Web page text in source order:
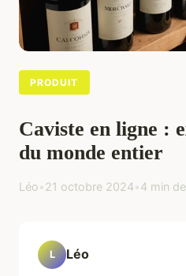
PRODUIT
Caviste en ligne :
du monde entier
Léo•21 octobre 2024•4 min
L Léo